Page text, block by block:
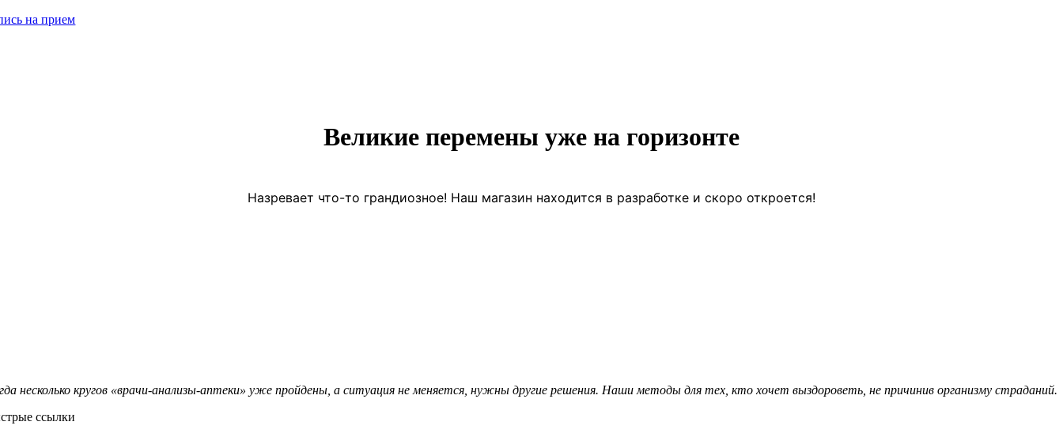
на прием
Великие перемены уже на горизонте
Назревает что-то грандиозное! Наш магазин находится в разработке и скоро откроется!
несколько кругов «врачи-анализы-аптеки» уже пройдены, а ситуация не меняется, нужны другие решения. Наши методы для тех, кто хочет выздороветь, не причинив организму страданий.
ссылки